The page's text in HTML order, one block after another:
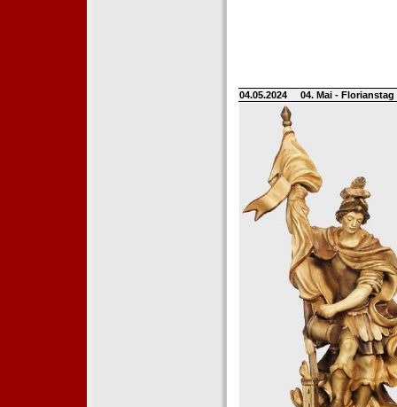
04.05.2024 04. Mai -